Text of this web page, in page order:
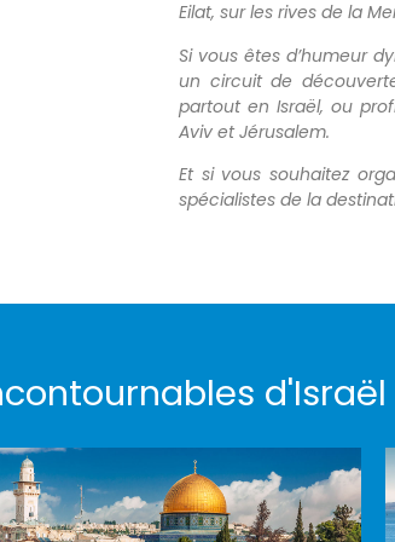
Eilat, sur les rives de la
Si vous êtes d’humeur
un circuit de
partout en Israël, ou
Aviv et Jérusalem.
Et si vous souhaitez
spécialistes de la
d'Israël